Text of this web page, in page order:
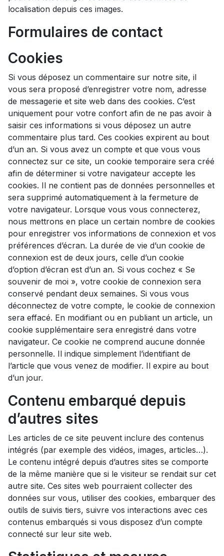
localisation depuis ces images.
Formulaires de contact
Cookies
Si vous déposez un commentaire sur notre site, il
vous sera proposé d’enregistrer votre nom, adresse
de messagerie et site web dans des cookies. C’est
uniquement pour votre confort afin de ne pas avoir à
saisir ces informations si vous déposez un autre
commentaire plus tard. Ces cookies expirent au bout
d’un an. Si vous avez un compte et que vous vous
connectez sur ce site, un cookie temporaire sera créé
afin de déterminer si votre navigateur accepte les
cookies. Il ne contient pas de données personnelles et
sera supprimé automatiquement à la fermeture de
votre navigateur. Lorsque vous vous connecterez,
nous mettrons en place un certain nombre de cookies
pour enregistrer vos informations de connexion et vos
préférences d’écran. La durée de vie d’un cookie de
connexion est de deux jours, celle d’un cookie
d’option d’écran est d’un an. Si vous cochez « Se
souvenir de moi », votre cookie de connexion sera
conservé pendant deux semaines. Si vous vous
déconnectez de votre compte, le cookie de connexion
sera effacé. En modifiant ou en publiant un article, un
cookie supplémentaire sera enregistré dans votre
navigateur. Ce cookie ne comprend aucune donnée
personnelle. Il indique simplement l’identifiant de
l’article que vous venez de modifier. Il expire au bout
d’un jour.
Contenu embarqué depuis
d’autres sites
Les articles de ce site peuvent inclure des contenus
intégrés (par exemple des vidéos, images, articles…).
Le contenu intégré depuis d’autres sites se comporte
de la même manière que si le visiteur se rendait sur cet
autre site. Ces sites web pourraient collecter des
données sur vous, utiliser des cookies, embarquer des
outils de suivis tiers, suivre vos interactions avec ces
contenus embarqués si vous disposez d’un compte
connecté sur leur site web.